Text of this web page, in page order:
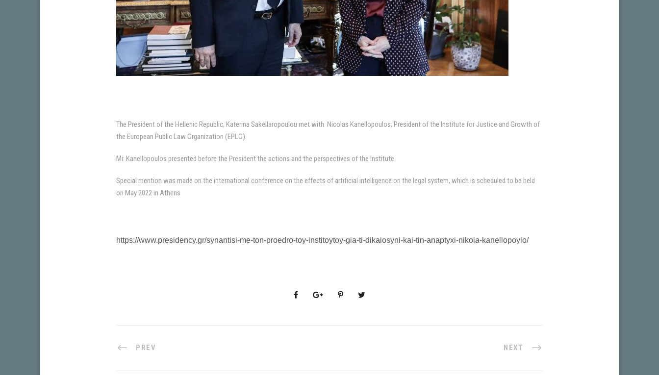
The President of the Hellenic Republic, Katerina Sakellaropoulou met with Nicolas Kanellopoulos, President of the Institute for Justice and Growth of
the European Public Law Organization (EPLO).
Mr. Kanellopoulos presented before the President the actions and the perspectives of the Institute.
Special mention was made on the international conference on the effects of artificial intelligence on the legal system, which is scheduled to be held
on May 2022 in Athens
https://www.presidency.gr/synantisi-me-ton-proedro-toy-institoytoy-gia-ti-dikaiosyni-kai-tin-anaptyxi-nikola-kanellopoylo/
PREV NEXT